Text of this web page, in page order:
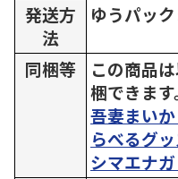
発送方
法
ゆうパッ
同梱等
この商品
梱できます
吾妻まい
らべるグ
シマエナ